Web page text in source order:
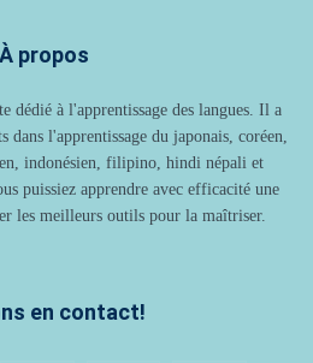
À propos
dédié à l'apprentissage des langues. Il a
dans l'apprentissage du japonais, coréen,
indonésien, filipino, hindi népali et
puissiez apprendre avec efficacité une
les meilleurs outils pour la maîtriser.
en contact!